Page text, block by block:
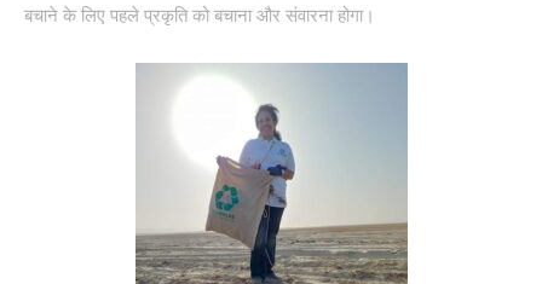
बचाने के लिए पहले प्रकृति को बचाना और संवारना होगा।